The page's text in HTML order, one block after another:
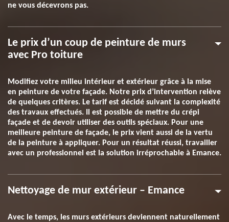
ne vous décevrons pas.
Le prix d’un coup de peinture de murs
avec Pro toiture
Modifiez votre milieu intérieur et extérieur grâce à la mise
en peinture de votre façade. Notre prix d’intervention relève
de quelques critères. Le tarif est décidé suivant la complexité
des travaux effectués. Il est possible de mettre du crépi
façade et de devoir utiliser des outils spéciaux. Pour une
meilleure peinture de façade, le prix vient aussi de la vertu
de la peinture à appliquer. Pour un résultat réussi, travailler
avec un professionnel est la solution irréprochable à Emance.
Nettoyage de mur extérieur – Emance
Avec le temps, les murs extérieurs deviennent naturellement